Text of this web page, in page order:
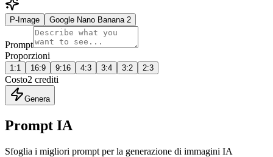
P-Image Google Nano Banana 2
Prompt
Proporzioni
1:1 16:9 9:16 4:3 3:4 3:2 2:3
Costo2 crediti
Genera
Prompt IA
Sfoglia i migliori prompt per la generazione di immagini IA